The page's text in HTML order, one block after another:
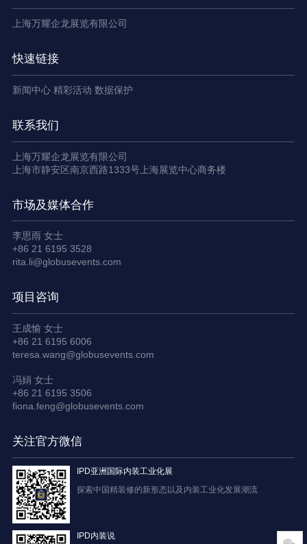
上海万耀企龙展览有限公司
快速链接
新闻中心 精彩活动 数据保护
联系我们
上海万耀企龙展览有限公司
上海市静安区南京西路1333号上海展览中心商务楼
市场及媒体合作
李思雨 女士
+86 21 6195 3528
rita.li@globusevents.com
项目咨询
王成愉 女士
+86 21 6195 6006
teresa.wang@globusevents.com
冯娟 女士
+86 21 6195 3506
fiona.feng@globusevents.com
关注官方微信
IPD亚洲国际内装工业化展
探索中国精装修的新形态以及内装工业化发展潮流
IPD内装说